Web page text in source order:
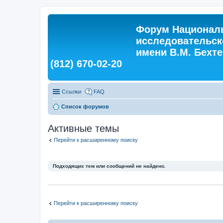
Форум
имени В.М.
(812) 670-02-20
Ссылки FAQ
Список форумов
Активные темы
Перейти к расширенному поиску
Подходящих тем или сообщений не найдено.
Перейти к расширенному поиску